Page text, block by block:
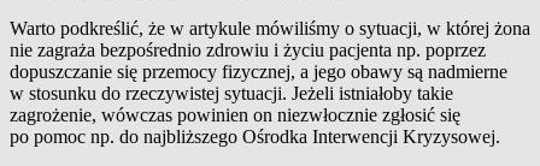
Warto podkreślić, że w artykule mówiliśmy o sytuacji, w której żona
nie zagraża bezpośrednio zdrowiu i życiu pacjenta np. poprzez
dopuszczanie się przemocy fizycznej, a jego obawy są nadmierne
w stosunku do rzeczywistej sytuacji. Jeżeli istniałoby takie
zagrożenie, wówczas powinien on niezwłocznie zgłosić się
po pomoc np. do najbliższego Ośrodka Interwencji Kryzysowej.